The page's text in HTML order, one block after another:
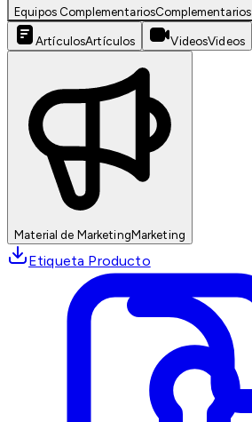
Equipos ComplementariosComplementarios
ArtículosArtículos VideosVideos
Material de MarketingMarketing
Etiqueta Producto